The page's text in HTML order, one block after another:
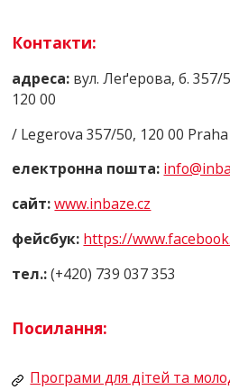
Контакти:
адреса: вул. Леґерова, б. 357/
120 00
/ Legerova 357/50, 120 00
електронна пошта:
сайт: www.inbazе.cz
фейсбук: https://
тел.:(+420) 739 037 353
Посилання:
Програми для дітей та